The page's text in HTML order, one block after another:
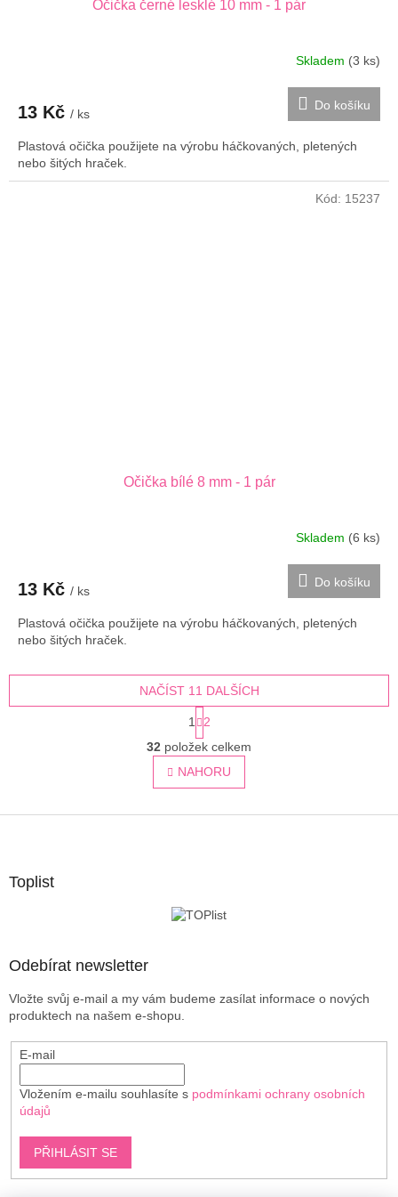
Očička černé lesklé 10 mm - 1 pár
Skladem (3 ks)
13 Kč / ks
Do košíku
Plastová očička použijete na výrobu háčkovaných, pletených
nebo šitých hraček.
Očička bílé 8 mm - 1 pár
Skladem (6 ks)
13 Kč / ks
Do košíku
Plastová očička použijete na výrobu háčkovaných, pletených
nebo šitých hraček.
Kód: 15237
O
v
l
á
v
k
i
u
NAČÍST 11 DALŠÍCH
t
r
á
n
k
v
1
2
32 položek celkem
NAHORU
Toplist
Odebírat newsletter
Vložte svůj e-mail a my vám budeme zasílat informace o nových
produktech na našem e-shopu.
E-mail
Vložením e-mailu souhlasíte s podmínkami ochrany osobních
údajů
PŘIHLÁSIT SE